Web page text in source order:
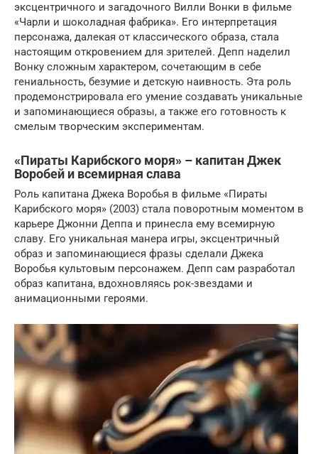
эксцентричного и загадочного Вилли Вонки в фильме
«Чарли и шоколадная фабрика». Его интерпретация
персонажа, далекая от классического образа, стала
настоящим откровением для зрителей. Депп наделил
Вонку сложным характером, сочетающим в себе
гениальность, безумие и детскую наивность. Эта роль
продемонстрировала его умение создавать уникальные
и запоминающиеся образы, а также его готовность к
смелым творческим экспериментам.
«Пираты Карибского моря» – капитан Джек
Воробей и всемирная слава
Роль капитана Джека Воробья в фильме «Пираты
Карибского моря» (2003) стала поворотным моментом в
карьере Джонни Деппа и принесла ему всемирную
славу. Его уникальная манера игры, эксцентричный
образ и запоминающиеся фразы сделали Джека
Воробья культовым персонажем. Депп сам разработал
образ капитана, вдохновляясь рок-звездами и
анимационными героями.